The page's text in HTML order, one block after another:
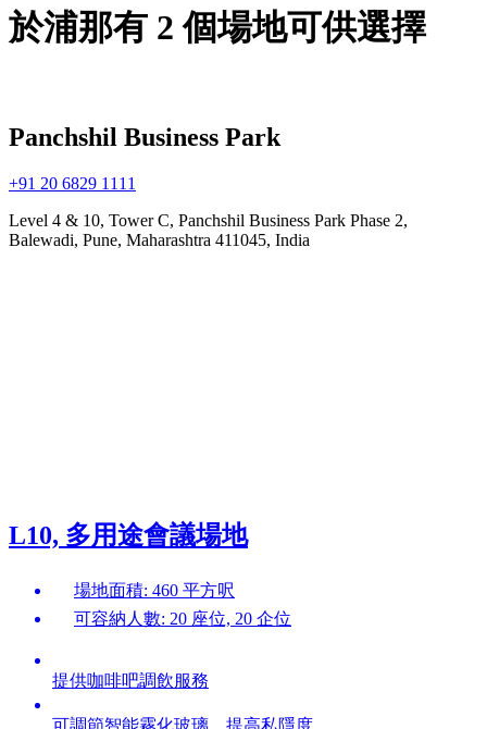
於浦那有 2 個場地可供選擇
Panchshil Business Park
+91 20 6829 1111
Level 4 & 10, Tower C, Panchshil Business Park Phase 2,
Balewadi, Pune, Maharashtra 411045, India
L10, 多用途會議場地
場地面積: 460 平方呎
可容納人數: 20 座位, 20 企位
提供咖啡吧調飲服務